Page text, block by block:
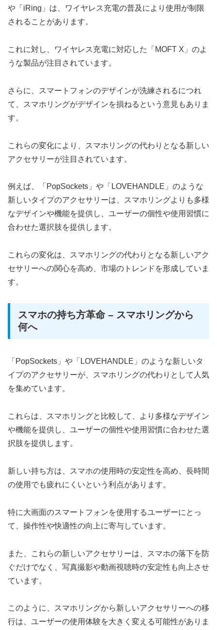
や「iRing」は、ワイヤレス充電の普及により使用が制限
されることがあります。
これに対し、ワイヤレス充電に対応した「MOFT X」のよ
うな製品が注目されています。
さらに、スマートフォンのデザインが洗練されるにつれ
て、スマホリングがデザインを損ねるという意見もありま
す。
これらの変化により、スマホリングの代わりとなる新しい
アクセサリーが注目されています。
例えば、「PopSockets」や「LOVEHANDLE」のような
新しいタイプのアクセサリーは、スマホリングよりも多様
なデザインや機能を提供し、ユーザーの個性や使用習慣に
合わせた選択肢を提供します。
これらの変化は、スマホリングの代わりとなる新しいアク
セサリーへの関心を高め、市場のトレンドを形成していま
す。
スマホの持ち方革命 – スマホリングから
何へ
「PopSockets」や「LOVEHANDLE」のような新しいタ
イプのアクセサリーが、スマホリングの代わりとして人気
を集めています。
これらは、スマホリングと比較して、より多様なデザイン
や機能を提供し、ユーザーの個性や使用習慣に合わせた選
択肢を提供します。
新しい持ち方は、スマホの使用時の安定性を高め、長時間
の使用でも疲れにくいという利点があります。
特に大画面のスマートフォンを使用するユーザーにとっ
て、操作性や快適性の向上に寄与しています。
また、これらの新しいアクセサリーは、スマホの落下を防
ぐだけでなく、写真撮影や動画視聴時の安定性も向上させ
ています。
このように、スマホリングから新しいアクセサリーへの移
行は、ユーザーの使用体験を大きく変える可能性がありま